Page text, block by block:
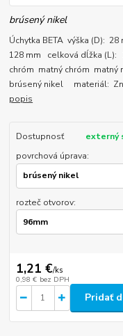
brúsený nikel
Úchytka BETA výška (D):
128 mm celková dĺžka (L):
chróm matný chróm
brúsený nikel materiál:
popis
Dostupnosť
externý
povrchová úprava:
rozteč otvorov:
1,21 €/ks
0,98 € bez DPH
Pridať